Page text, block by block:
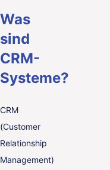
Was
sind
CRM-
Systeme?
CRM
(Customer
Relationship
Management)